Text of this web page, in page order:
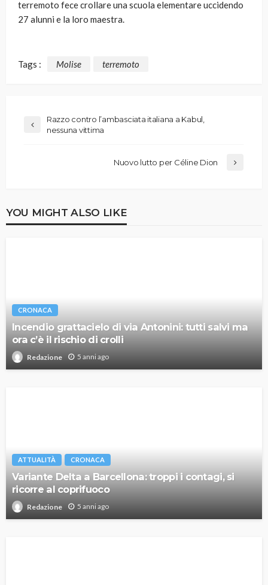
terremoto fece crollare una scuola elementare uccidendo
27 alunni e la loro maestra.
Tags : Molise terremoto
Razzo contro l’ambasciata italiana a Kabul,
nessuna vittima
Nuovo lutto per Céline Dion
YOU MIGHT ALSO LIKE
CRONACA
Incendio grattacielo di via Antonini: tutti salvi ma
ora c’è il rischio di crolli
Redazione 5 anni ago
ATTUALITÀ CRONACA
Variante Delta a Barcellona: troppi i contagi, si
ricorre al coprifuoco
Redazione 5 anni ago